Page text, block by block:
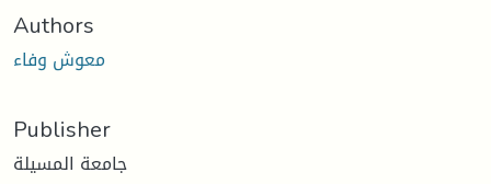
Authors
معوش وفاء
Publisher
جامعة المسيلة